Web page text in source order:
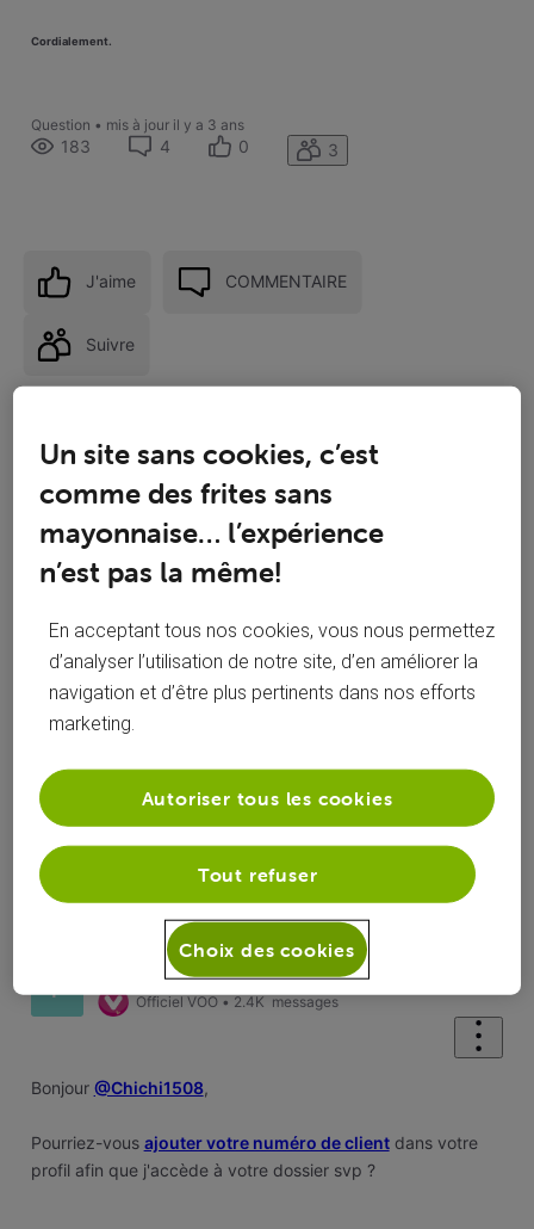
Cordialement.
Question • mis à jour il y a 3 ans
183 4 0 3
J'aime COMMENTAIRE
Suivre
Réponses
Oldest First
Selected
F Officiel VOO • 2.4K messages
Bonjour @Chichi1508,
Pourriez-vous ajouter votre numéro de clientdans votre
profil afin que j'accède à votre dossier svp ?
Un site sans cookies, c’est
comme des frites sans
mayonnaise… l’expérience
n’est pas la même!
En acceptant tous nos cookies, vous nous permettez
d’analyser l’utilisation de notre site, d’en améliorer la
navigation et d’être plus pertinents dans nos efforts
marketing.
Tout refuser
Autoriser tous les cookies
Choix des cookies